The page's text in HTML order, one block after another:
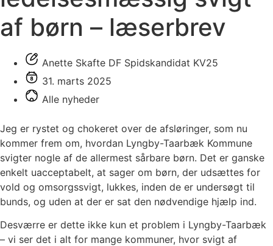
af børn – læserbrev
Anette Skafte DF Spidskandidat KV25
31. marts 2025
Alle nyheder
Jeg er rystet og chokeret over de afsløringer, som nu
kommer frem om, hvordan Lyngby-Taarbæk Kommune
svigter nogle af de allermest sårbare børn. Det er ganske
enkelt uacceptabelt, at sager om børn, der udsættes for
vold og omsorgssvigt, lukkes, inden de er undersøgt til
bunds, og uden at der er sat den nødvendige hjælp ind.
Desværre er dette ikke kun et problem i Lyngby-Taarbæk
– vi ser det i alt for mange kommuner, hvor svigt af